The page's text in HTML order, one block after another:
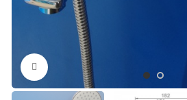
Нажмите, чтобы увеличить